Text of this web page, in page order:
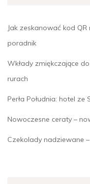
Jak zeskanować kod
poradnik
Wkłady zmiękczające
rurach
Perła Południa: hotel ze
Nowoczesne ceraty –
Czekolady nadziewane